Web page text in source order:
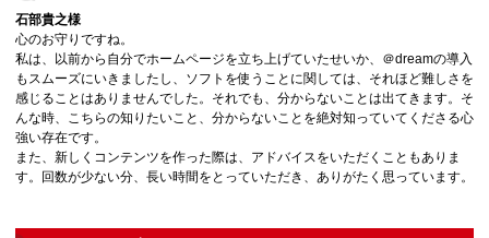
石部貴之様
心のお守りですね。
私は、以前から自分でホームページを立ち上げていたせいか、＠dreamの導入
もスムーズにいきましたし、ソフトを使うことに関しては、それほど難しさを
感じることはありませんでした。それでも、分からないことは出てきます。そ
んな時、こちらの知りたいこと、分からないことを絶対知っていてくださる心
強い存在です。
また、新しくコンテンツを作った際は、アドバイスをいただくこともありま
す。回数が少ない分、長い時間をとっていただき、ありがたく思っています。